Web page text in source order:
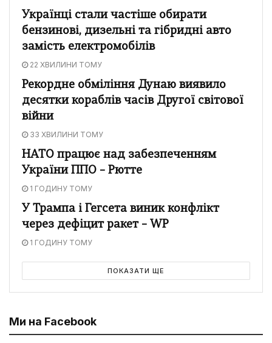
Українці стали частіше обирати
бензинові, дизельні та гібридні авто
замість електромобілів
22 ХВИЛИНИ ТОМУ
Рекордне обміління Дунаю виявило
десятки кораблів часів Другої світової
війни
33 ХВИЛИНИ ТОМУ
НАТО працює над забезпеченням
України ППО – Рютте
1 ГОДИНУ ТОМУ
У Трампа і Гегсета виник конфлікт
через дефіцит ракет – WP
1 ГОДИНУ ТОМУ
ПОКАЗАТИ ЩЕ
Ми на Facebook